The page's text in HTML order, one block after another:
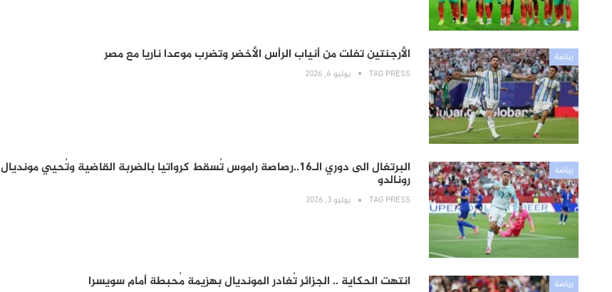
رياضة الأرجنتين تفلت من أنياب الرأس الأخضر وتضرب موعدا ناريا مع مصر
TAG PRESS يوليو 4, 2026
رياضة البرتغال الى دوري الـ16..رصاصة راموس تُسقط كرواتيا بالضربة القاضية وتُحيي مونديال
رونالدو
TAG PRESS يوليو 3, 2026
رياضة انتهت الحكاية .. الجزائر تُغادر المونديال بهزيمة مُحبطة أمام سويسرا